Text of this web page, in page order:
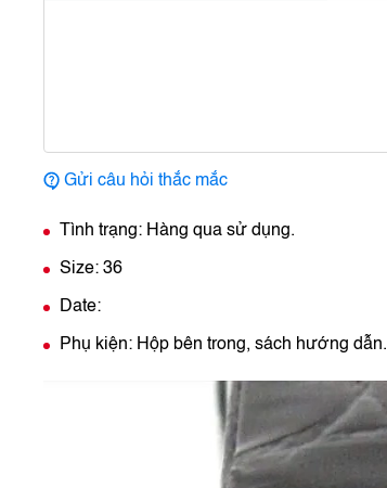
Gửi câu hỏi thắc mắc
Tình trạng: Hàng qua sử dụng.
Size: 36
Date:
Phụ kiện: Hộp bên trong, sách hướng dẫn.